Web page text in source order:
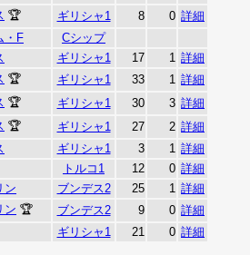
🏆 ギリシャ1 8 0 詳細
・F
Cシップ
ギリシャ1 17 1 詳細
🏆 ギリシャ1 33 1 詳細
🏆 ギリシャ1 30 3 詳細
🏆 ギリシャ1 27 2 詳細
ギリシャ1 3 1 詳細
トルコ1 12 0 詳細
ン ブンデス2 25 1 詳細
ン 🏆 ブンデス2 9 0 詳細
ギリシャ1 21 0 詳細